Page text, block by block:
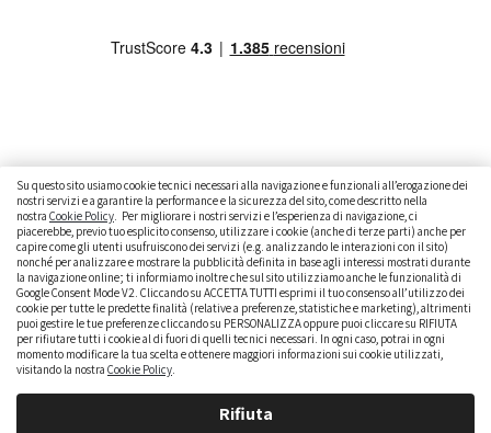
Su questo sito usiamo cookie tecnici necessari alla navigazione e funzionali all’erogazione dei
nostri servizi e a garantire la performance e la sicurezza del sito, come descritto nella
nostra Cookie Policy. Per migliorare i nostri servizi e l’esperienza di navigazione, ci
piacerebbe, previo tuo esplicito consenso, utilizzare i cookie (anche di terze parti) anche per
capire come gli utenti usufruiscono dei servizi (e.g. analizzando le interazioni con il sito)
nonché per analizzare e mostrare la pubblicità definita in base agli interessi mostrati durante
la navigazione online; ti informiamo inoltre che sul sito utilizziamo anche le funzionalità di
Google Consent Mode V2. Cliccando su ACCETTA TUTTI esprimi il tuo consenso all’utilizzo dei
cookie per tutte le predette finalità (relative a preferenze, statistiche e marketing), altrimenti
puoi gestire le tue preferenze cliccando su PERSONALIZZA oppure puoi cliccare su RIFIUTA
per rifiutare tutti i cookie al di fuori di quelli tecnici necessari. In ogni caso, potrai in ogni
momento modificare la tua scelta e ottenere maggiori informazioni sui cookie utilizzati,
visitando la nostra Cookie Policy.
Rifiuta
CAMBIARE AUTO
GUIDA ALL’ACQUISTO
GUIDE PRATICHE
CURIOSITÀ
DATI ALLA MANO
DICE LA LEGGE
PARLIAMO DI NOI